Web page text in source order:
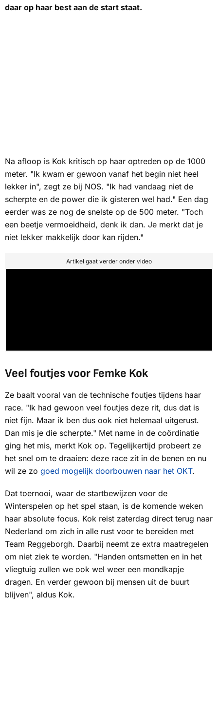
daar op haar best aan de start staat.
Na afloop is Kok kritisch op haar optreden op de 1000
meter. "Ik kwam er gewoon vanaf het begin niet heel
lekker in", zegt ze bij NOS. "Ik had vandaag niet de
scherpte en de power die ik gisteren wel had." Een dag
eerder was ze nog de snelste op de 500 meter. "Toch
een beetje vermoeidheid, denk ik dan. Je merkt dat je
niet lekker makkelijk door kan rijden."
Artikel gaat verder onder video
Veel foutjes voor Femke Kok
Ze baalt vooral van de technische foutjes tijdens haar
race. "Ik had gewoon veel foutjes deze rit, dus dat is
niet fijn. Maar ik ben dus ook niet helemaal uitgerust.
Dan mis je die scherpte." Met name in de coördinatie
ging het mis, merkt Kok op. Tegelijkertijd probeert ze
het snel om te draaien: deze race zit in de benen en nu
wil ze zo goed mogelijk doorbouwen naar het OKT.
Dat toernooi, waar de startbewijzen voor de
Winterspelen op het spel staan, is de komende weken
haar absolute focus. Kok reist zaterdag direct terug naar
Nederland om zich in alle rust voor te bereiden met
Team Reggeborgh. Daarbij neemt ze extra maatregelen
om niet ziek te worden. "Handen ontsmetten en in het
vliegtuig zullen we ook wel weer een mondkapje
dragen. En verder gewoon bij mensen uit de buurt
blijven", aldus Kok.